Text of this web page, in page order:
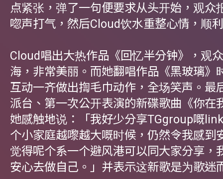
点紧张，弹了一句便要求从头开始，观众
唿声打气，然后Cloud饮水重整心情，顺
Cloud唱出大热作品《回忆半分钟》，观
海，非常美丽。而她翻唱作品《黑玻璃》
互动一齐做出揈毛巾动作，全场笑声。最
派台、第一次公开表演的新碟歌曲《你在
她感触地说：「我好少分享TGgroup嘅
个小家庭越嚟越大嘅时候，仍然令我感到
觉得呢个系一个避风港可以同大家分享，
安心去做自己。」并表示这新歌是为歌迷